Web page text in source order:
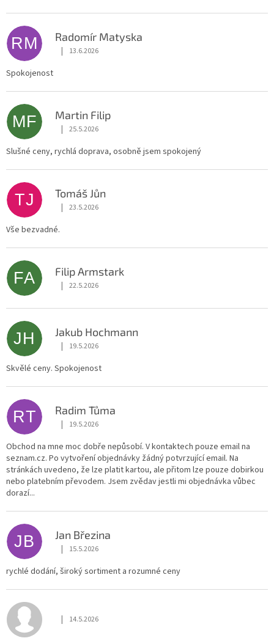
RM Radomír Matyska
Hodnocení obchodu je 5 z 5 hvězdiček.
| 13.6.2026
Spokojenost
MF Martin Filip
Hodnocení obchodu je 5 z 5 hvězdiček.
| 25.5.2026
Slušné ceny, rychlá doprava, osobně jsem spokojený
TJ Tomáš Jůn
Hodnocení obchodu je 5 z 5 hvězdiček.
| 23.5.2026
Vše bezvadné.
FA Filip Armstark
Hodnocení obchodu je 5 z 5 hvězdiček.
| 22.5.2026
JH Jakub Hochmann
Hodnocení obchodu je 5 z 5 hvězdiček.
| 19.5.2026
Skvělé ceny. Spokojenost
RT Radim Tůma
Hodnocení obchodu je 3 z 5 hvězdiček.
| 19.5.2026
Obchod na mne moc dobře nepůsobí. V kontaktech pouze email na
seznam.cz. Po vytvoření objednávky žádný potvrzující email. Na
stránkách uvedeno, že lze platit kartou, ale přitom lze pouze dobirkou
nebo platebním převodem. Jsem zvědav jestli mi objednávka vůbec
dorazí...
JB Jan Březina
Hodnocení obchodu je 5 z 5 hvězdiček.
| 15.5.2026
rychlé dodání, široký sortiment a rozumné ceny
Hodnocení obchodu je 5 z 5 hvězdiček.
| 14.5.2026